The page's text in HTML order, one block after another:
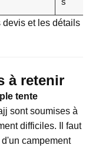
devis et les détails
à retenir
tente
sont soumises à
difficiles. Il faut
campement